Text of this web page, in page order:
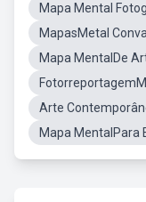
Mapa Mental
MapasMetal Conva
Mapa MentalDe
Arte
Mapa MentalPara